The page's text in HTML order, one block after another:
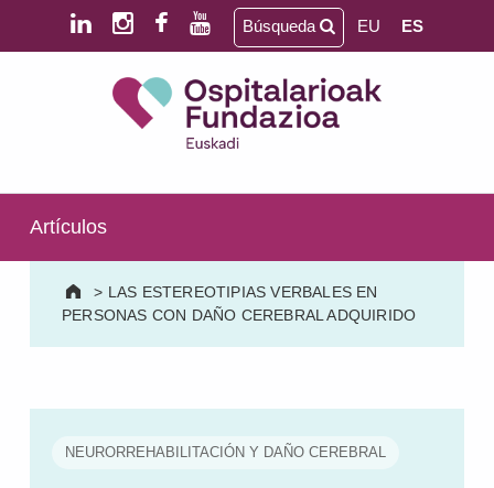
Saltar al contenido principal
Saltar al pie de página
SALUD MENTAL | DISCAPACIDAD INTELECTUAL | NEURORREHABILITACIÓN Y DAÑO CEREBRAL | PERSONA MAYOR
Búsqueda EU ES
Artículos
> LAS ESTEREOTIPIAS VERBALES EN
PERSONAS CON DAÑO CEREBRAL ADQUIRIDO
NEURORREHABILITACIÓN Y DAÑO CEREBRAL